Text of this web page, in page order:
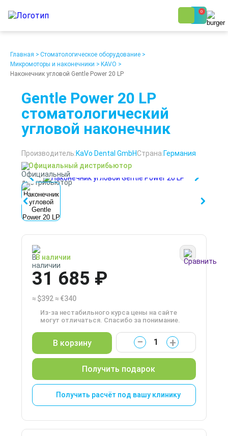
0
Ежедневно с 9:00 до 19:00
О компании
Доставка
Проект клиники
Возврат
Статьи
Контакты
Главная > Стоматологическое оборудование >
Микромоторы и наконечники > KAVO >
Наконечник угловой Gentle Power 20 LP
Gentle Power 20 LP
стоматологический
угловой наконечник
Производитель:KaVo Dental GmbHСтрана:Германия
Официальный дистрибьютор
В наличии
31 685 ₽
≈ $392≈ €340
Из-за нестабильного курса цены на сайте
могут отличаться. Спасибо за понимание.
В корзину − +
Получить подарок
Получить расчёт под вашу клинику